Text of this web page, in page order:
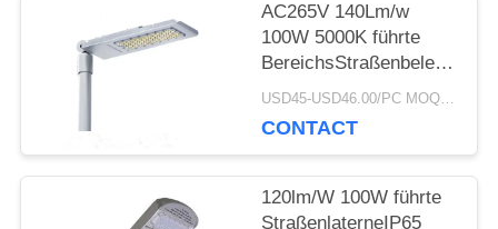
SITEMAP
PRIVACY
POLICY
AC265V 140Lm/w
100W 5000K führte
im Freien
USD45-USD46.00/PC MOQ:1pc
CONTACT
120lm/W 100W führte
StraßenlaterneIP65